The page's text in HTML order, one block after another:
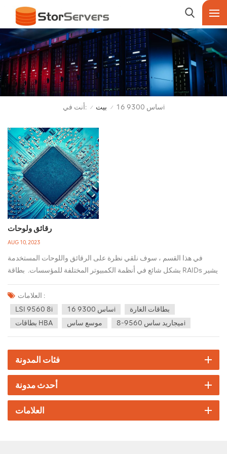
أنت في: / بيت / ساس 9300 16i
رقائق ولوحات
AUG 10, 2023
في هذا القسم ، سوف نلقي نظرة على الرقائق واللوحات المستخدمة
بشكل شائع في أنظمة الكمبيوتر المختلفة للمؤسسات. بطاقة RAIDs يشير
إلى وحدة تحكم SAS أو SATA بوظيفة RAID ، مثل LSI 9560 8 ط. بطاقة
HBAs يشير إلى وحدة تحكم SAS أو SATA بدون وظيفة RAID ، مثل: sas
9300 16i،ال مقاولاتيمكن لحام oller مباشرة باللوحة الرئيسية وتوصيله
بوحدة المعالجة المركزية من خلال ناقل PCIE. يمكنك أيضًا عمل بطاقة
PCIE وإدخالها في فتحة PCIE على اللوحة الرئيسية. تأتي بطاقات PCIE
نصف طول ، إلخ. في الوقت الحالي ، هم في الأساس نصف ارتفاع ونصف
الطول) ، والآخر غير قياسي أو مخصص (هذه البطاقات مختلفة النماذج ،
ولكن لا تزال تستخدم بروتوكول PCIE ، ولكن يتغير شكل الواجهة المادية).
تم تصميم نوع واحد من البطاقات غير القياسية ، يسمى بطاقة الميزانين ،
لتوفير مساحة في علبة الكمبيوتر من خلال وجود فتحات موجهة رأسياً بدلاً
من موازية لسطح اللوحة ، بحيث تكون البطاقة موازية للوحة الأم. ال
العلامات :
LSI 9560 8i
ساس 9300 16i
بطاقات الغارة
بطاقات HBA
موسع ساس ميجاريد ساس 9560-8i
فئات المدونة
أحدث مدونة
العلامات